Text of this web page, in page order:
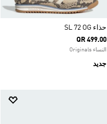
حذاء SL 72 OG
QR 499.00
النساء Originals
جديد